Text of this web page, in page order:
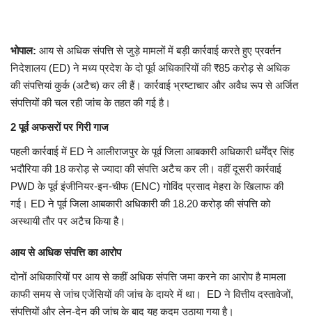
मध्यप्रदेश
छत्तीसगढ़
मनोरंजन
लाइफस्टाइल
खेल
व्यापार
टेक न्यूज़
भोपाल: आय से अधिक संपत्ति से जुड़े मामलों में बड़ी कार्रवाई करते हुए प्रवर्तन
निदेशालय (ED) ने मध्य प्रदेश के दो पूर्व अधिकारियों की ₹85 करोड़ से अधिक
की संपत्तियां कुर्क (अटैच) कर ली हैं। कार्रवाई भ्रष्टाचार और अवैध रूप से अर्जित
संपत्तियों की चल रही जांच के तहत की गई है।
2पूर्व अफसरों पर गिरी गाज
पहली कार्रवाई में ED ने आलीराजपुर के पूर्व जिला आबकारी अधिकारी धर्मेंद्र सिंह
भदौरिया की 18 करोड़ से ज्यादा की संपत्ति अटैच कर ली। वहीं दूसरी कार्रवाई
PWD के पूर्व इंजीनियर-इन-चीफ (ENC) गोविंद प्रसाद मेहरा के खिलाफ की
गई। ED ने पूर्व जिला आबकारी अधिकारी की 18.20 करोड़ की संपत्ति को
अस्थायी तौर पर अटैच किया है।
आय से अधिक संपत्ति का आरोप
दोनों अधिकारियों पर आय से कहीं अधिक संपत्ति जमा करने का आरोप है मामला
काफी समय से जांच एजेंसियों की जांच के दायरे में था। ED ने वित्तीय दस्तावेजों,
संपत्तियों और लेन-देन की जांच के बाद यह कदम उठाया गया है।